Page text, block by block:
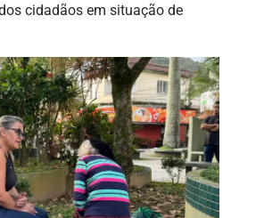
cidadãos em situação de